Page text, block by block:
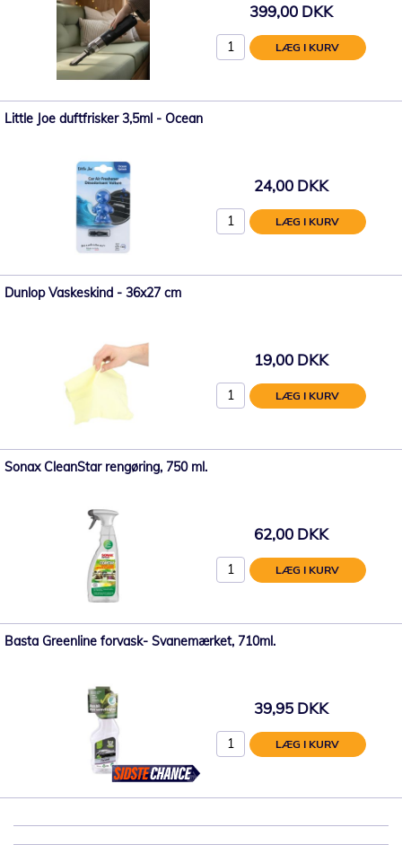
399,00 DKK
LÆG I KURV
Little Joe duftfrisker 3,5ml - Ocean
24,00 DKK
LÆG I KURV
Dunlop Vaskeskind - 36x27 cm
19,00 DKK
LÆG I KURV
Sonax CleanStar rengøring, 750 ml.
62,00 DKK
LÆG I KURV
Basta Greenline forvask- Svanemærket, 710ml.
39,95 DKK
LÆG I KURV